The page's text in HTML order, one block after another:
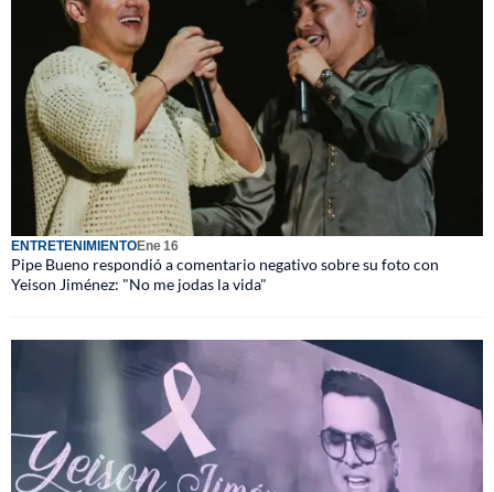
ENTRETENIMIENTOEne 16
Pipe Bueno respondió a comentario negativo sobre su foto con
Yeison Jiménez: "No me jodas la vida"